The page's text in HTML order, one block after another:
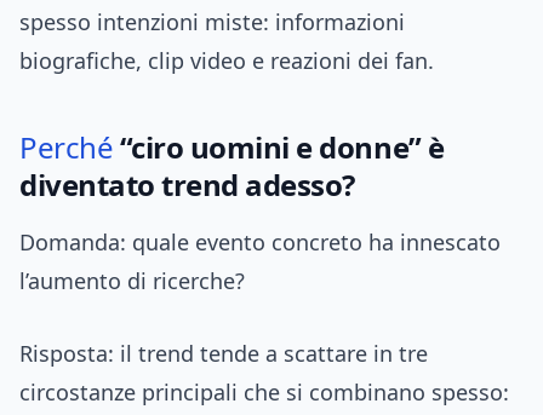
spesso intenzioni miste: informazioni
biografiche, clip video e reazioni dei fan.
Perché“ciro uomini e donne” è
diventato trend adesso?
Domanda: quale evento concreto ha innescato
l’aumento di ricerche?
Risposta: il trend tende a scattare in tre
circostanze principali che si combinano spesso: